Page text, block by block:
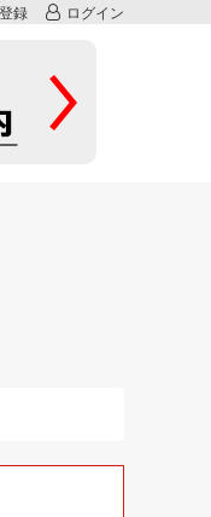
録 ログイン